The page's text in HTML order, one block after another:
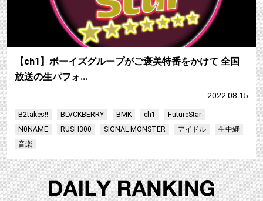
【ch1】ボーイズグループがご褒美特番をかけて 全国
放送の生パフォ…
2022.08.15
B2takes!! BLVCKBERRY BMK ch1
FutureStar
N0NAME
RUSH300 SIGNAL MONSTER アイドル
生中継
音楽